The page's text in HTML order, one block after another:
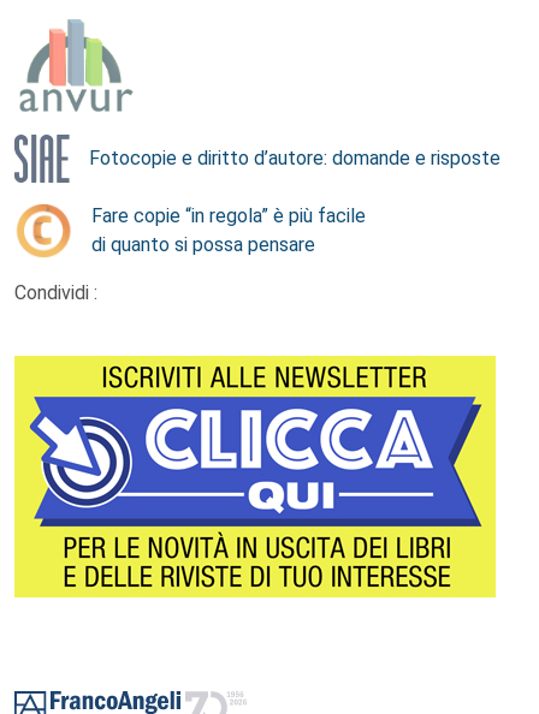
Fotocopie e diritto d’autore: domande e risposte
Fare copie “in regola” è più facile
di quanto si possa pensare
Condividi :